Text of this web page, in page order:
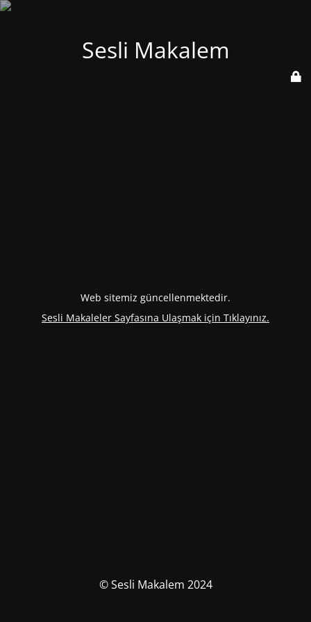
Sesli Makalem
Web sitemiz güncellenmektedir.
Sesli Makaleler Sayfasına Ulaşmak için Tıklayınız.
© Sesli Makalem 2024